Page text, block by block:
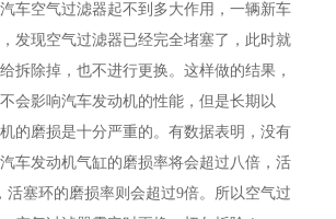
车空气过滤器起不到多大作用，一辆新车
发现空气过滤器已经完全堵塞了，此时就
拆除掉，也不进行更换。这样做的结果，
会影响汽车发动机的性能，但是长期以
的磨损是十分严重的。有数据表明，没有
车发动机气缸的磨损率将会超过八倍，活
活塞环的磨损率则会超过9倍。所以空气过